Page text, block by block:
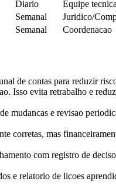
Diario
Equipe tecnica
Semanal
Juridico/
Semanal Coordenacao
de contas para reduzir
Isso evita retrabalho e
mudancas e revisao
corretas, mas
com registro de
e relatorio de licoes